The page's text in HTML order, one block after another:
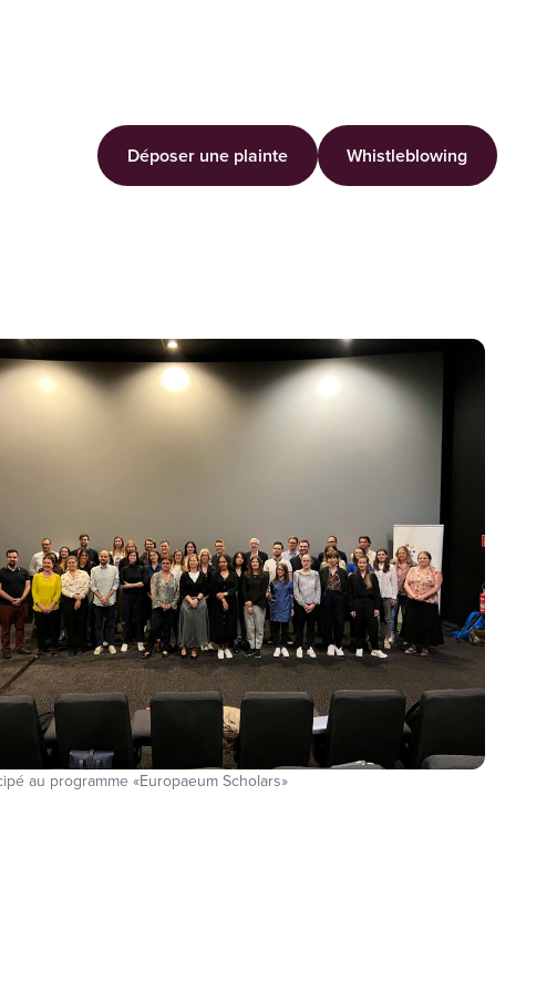
Déposer une plainte Whistleblowing
au programme «Europaeum Scholars»